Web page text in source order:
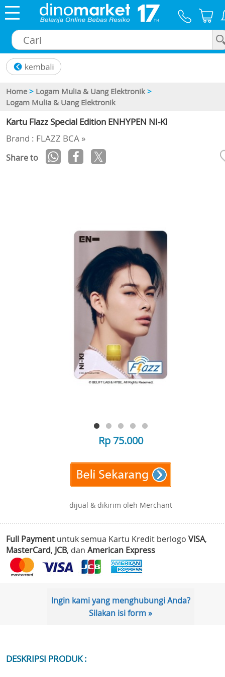
Home > Logam Mulia & Uang Elektronik >
Logam Mulia & Uang Elektronik
Kartu Flazz Special Edition ENHYPEN NI-KI
Brand : FLAZZ BCA »
Share to
Rp 75.000
dijual & dikirim oleh Merchant
Full Payment untuk semua Kartu Kredit berlogo VISA,
MasterCard, JCB, dan American Express
Ingin kami yang menghubungi Anda?
Silakan isi form »
DESKRIPSI PRODUK :